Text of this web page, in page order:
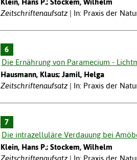
Zeitschriftenaufsatz
In: Praxis der
6
Die Ernährung von Paramecium -
Hausmann, Klaus; Jamil, Helga
Zeitschriftenaufsatz
In: Praxis der
7
Die intrazelluläre Verdauung bei
Klein, Hans P.; Stockem, Wilhelm
Zeitschriftenaufsatz
In: Praxis der